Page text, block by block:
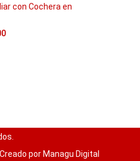
con Cochera en
Creado por Managu Digital